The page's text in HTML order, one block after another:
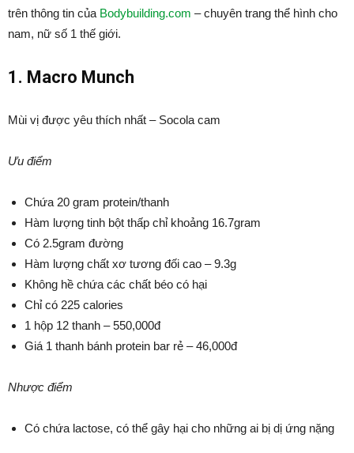
trên thông tin của Bodybuilding.com – chuyên trang thể hình cho
nam, nữ số 1 thế giới.
1. Macro Munch
Mùi vị được yêu thích nhất – Socola cam
Ưu điểm
Chứa 20 gram protein/thanh
Hàm lượng tinh bột thấp chỉ khoảng 16.7gram
Có 2.5gram đường
Hàm lượng chất xơ tương đối cao – 9.3g
Không hề chứa các chất béo có hại
Chỉ có 225 calories
1 hộp 12 thanh – 550,000đ
Giá 1 thanh bánh protein bar rẻ – 46,000đ
Nhược điểm
Có chứa lactose, có thể gây hại cho những ai bị dị ứng nặng